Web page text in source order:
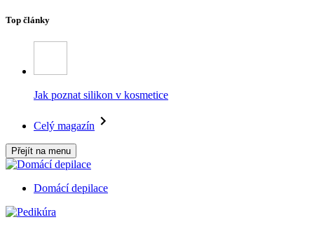
Top články
Jak poznat silikon v kosmetice
Celý magazín
Přejít na menu
Domácí depilace